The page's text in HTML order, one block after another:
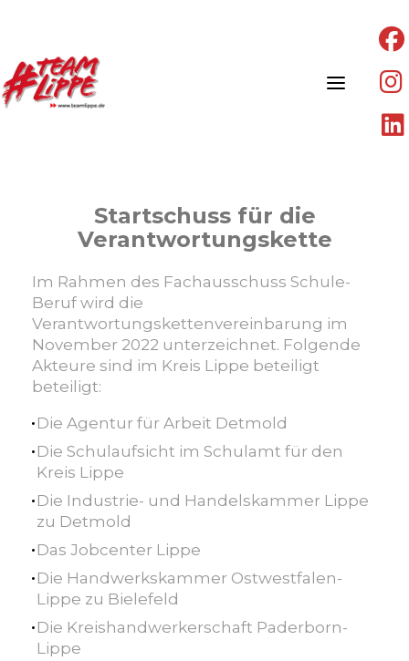
Startschuss für die
Verantwortungskette
Im Rahmen des Fachausschuss Schule-
Beruf wird die
Verantwortungskettenvereinbarung im
November 2022 unterzeichnet. Folgende
Akteure sind im Kreis Lippe beteiligt
beteiligt:
Die Agentur für Arbeit Detmold
Die Schulaufsicht im Schulamt für den
Kreis Lippe
Die Industrie- und Handelskammer Lippe
zu Detmold
Das Jobcenter Lippe
Die Handwerkskammer Ostwestfalen-
Lippe zu Bielefeld
Die Kreishandwerkerschaft Paderborn-
Lippe